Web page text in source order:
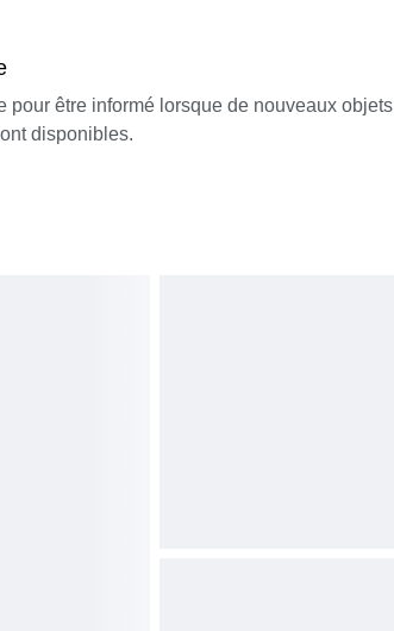
pour être informé lorsque de nouveaux objets
disponibles.